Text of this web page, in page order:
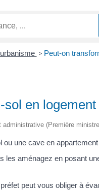
> Peut-on
en
(Première
une cave en appartement
les aménagez en posant
peut vous obliger à